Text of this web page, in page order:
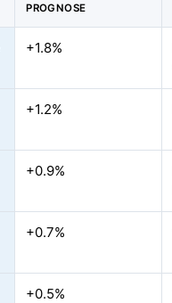
PROGNOSE
+1.8%
+1.2%
+0.9%
+0.7%
+0.5%